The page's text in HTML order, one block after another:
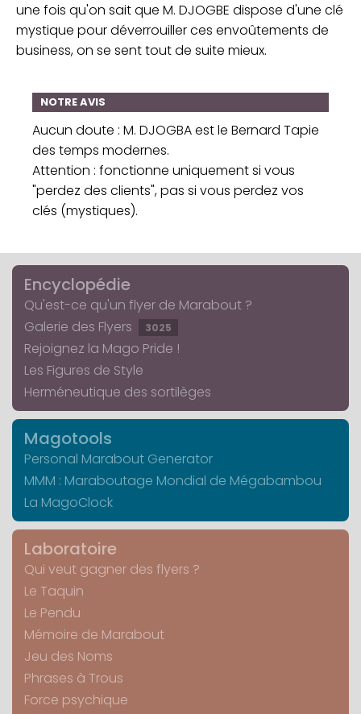
une fois qu'on sait que M. DJOGBE dispose d'une clé
mystique pour déverrouiller ces envoûtements de
business, on se sent tout de suite mieux.
NOTRE AVIS
Aucun doute : M. DJOGBA est le Bernard Tapie
des temps modernes.
Attention : fonctionne uniquement si vous
"perdez des clients", pas si vous perdez vos
clés (mystiques).
Encyclopédie
Qu'est-ce qu'un flyer de Marabout ?
Galerie des Flyers
3025
Rejoignez la Mago Pride !
Les Figures de Style
Herméneutique des sortilèges
Magotools
Personal Marabout Generator
MMM : Maraboutage Mondial de Mégabambou
La MagoClock
Laboratoire
Qui veut gagner des flyers ?
Le Taquin
Le Pendu
Mémoire de Marabout
Jeu des Noms
Phrases à Trous
Force psychique